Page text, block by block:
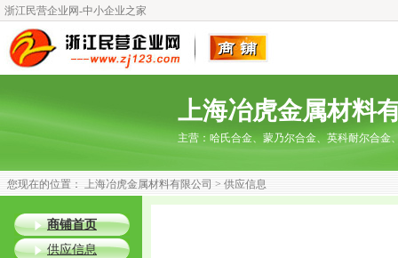
浙江民营企业网-中小企业之家
上海冶虎金属材料
主营： 哈氏合金、蒙乃尔合金、英科耐尔合金
您现在的位置： 上海冶虎金属材料有限公司 > 供应信息
商铺首页
供应信息